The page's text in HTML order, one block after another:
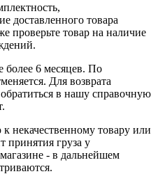
доставленного товара
проверьте товар на наличие
более 6 месяцев. По
Для возврата
в нашу справочную
некачественному товару или
принятия груза у
- в дальнейшем